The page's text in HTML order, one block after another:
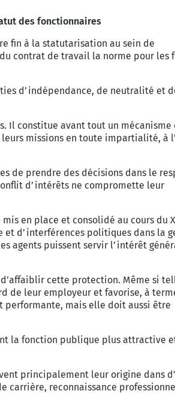
des fonctionnaires
fin à la statutarisation au sein de
contrat de travail la norme pour les
d’indépendance, de neutralité et
Il constitue avant tout un mécanisme
missions en toute impartialité, à
de prendre des décisions dans le
d’intérêts ne compromette leur
en place et consolidé au cours du
d’interférences politiques dans la
agents puissent servir l’intérêt
cette protection. Même si
de leur employeur et favorise, à
mais elle doit aussi être
la fonction publique plus attractive
principalement leur origine dans
carrière, reconnaissance